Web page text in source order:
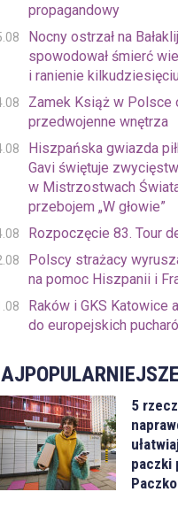
propagandowy
Nocny ostrzał na
spowodował śmierć
i ranienie
Zamek Książ w Polsce
przedwojenne wnętrza
Hiszpańska gwiazda
Gavi świętuje
w Mistrzostwach
przebojem „W głowie”
Rozpoczęcie 83. Tour
Polscy strażacy
na pomoc Hiszpanii i
Raków i GKS Katowice
do europejskich
5
paczki